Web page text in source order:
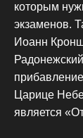
которым
экзаменов.
Иоанн
Царице
является